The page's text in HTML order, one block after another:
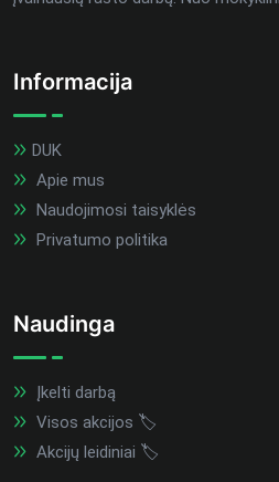
Informacija
DUK
Apie mus
Naudojimosi taisyklės
Privatumo politika
Naudinga
Įkelti darbą
Visos akcijos 🏷️
Akcijų leidiniai 🏷️